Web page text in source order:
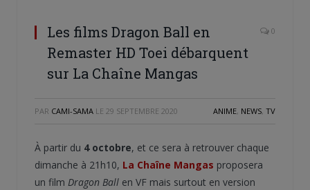
Les films Dragon Ball en
Remaster HD Toei débarquent
sur La Chaîne Mangas
0
PAR CAMI-SAMA LE 29 SEPTEMBRE 2020 ANIME, NEWS, TV
À partir du 4 octobre, et ce sera à retrouver chaque
dimanche à 21h10, La Chaîne Mangas proposera
un film Dragon Ball en VF mais surtout en version